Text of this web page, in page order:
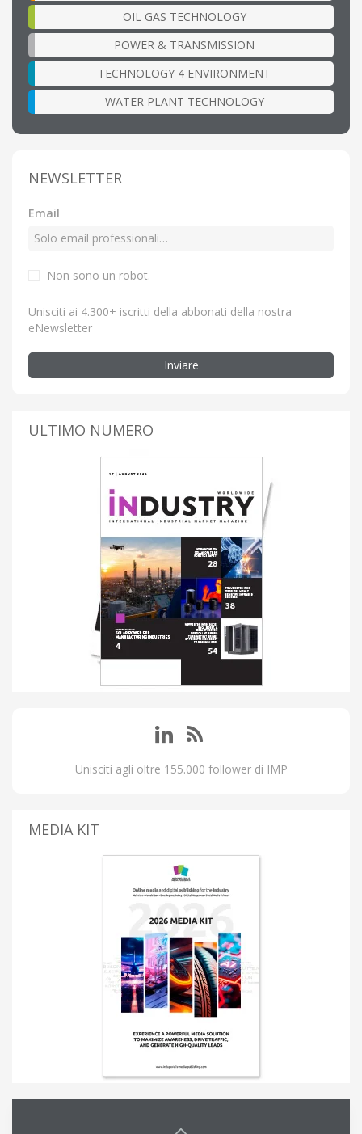
OIL GAS TECHNOLOGY
POWER & TRANSMISSION
TECHNOLOGY 4 ENVIRONMENT
WATER PLANT TECHNOLOGY
NEWSLETTER
Email
Non sono un robot.
Unisciti ai 4.300+ iscritti della abbonati della nostra
eNewsletter
Inviare
ULTIMO NUMERO
Unisciti agli oltre 155.000 follower di IMP
MEDIA KIT